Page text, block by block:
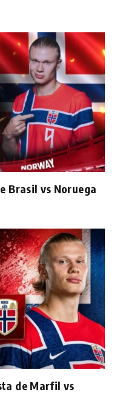
Brasil vs Noruega
de Marfil vs